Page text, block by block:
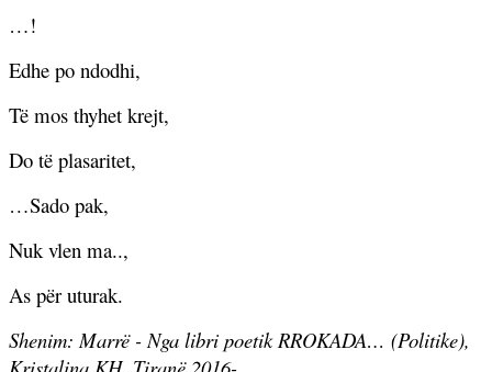
…!
Edhe po ndodhi,
Të mos thyhet krejt,
Do të plasaritet,
…Sado pak,
Nuk vlen ma..,
As për uturak.
Shenim: Marrë- Nga libri poetik RROKADA… (Politike),